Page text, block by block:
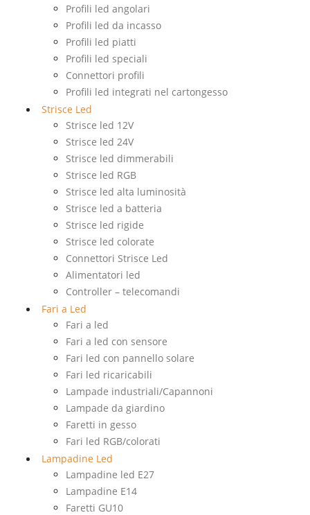
Profili led angolari
Profili led da incasso
Profili led piatti
Profili led speciali
Connettori profili
Profili led integrati nel cartongesso
Strisce Led
Strisce led 12V
Strisce led 24V
Strisce led dimmerabili
Strisce led RGB
Strisce led alta luminosità
Strisce led a batteria
Strisce led rigide
Strisce led colorate
Connettori Strisce Led
Alimentatori led
Controller – telecomandi
Fari a Led
Fari a led
Fari a led con sensore
Fari led con pannello solare
Fari led ricaricabili
Lampade industriali/Capannoni
Lampade da giardino
Faretti in gesso
Fari led RGB/colorati
Lampadine Led
Lampadine led E27
Lampadine E14
Faretti GU10